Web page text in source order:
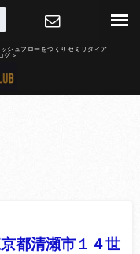
シュフローをつくりセミリタイア
グ＞
都清瀬市１４世